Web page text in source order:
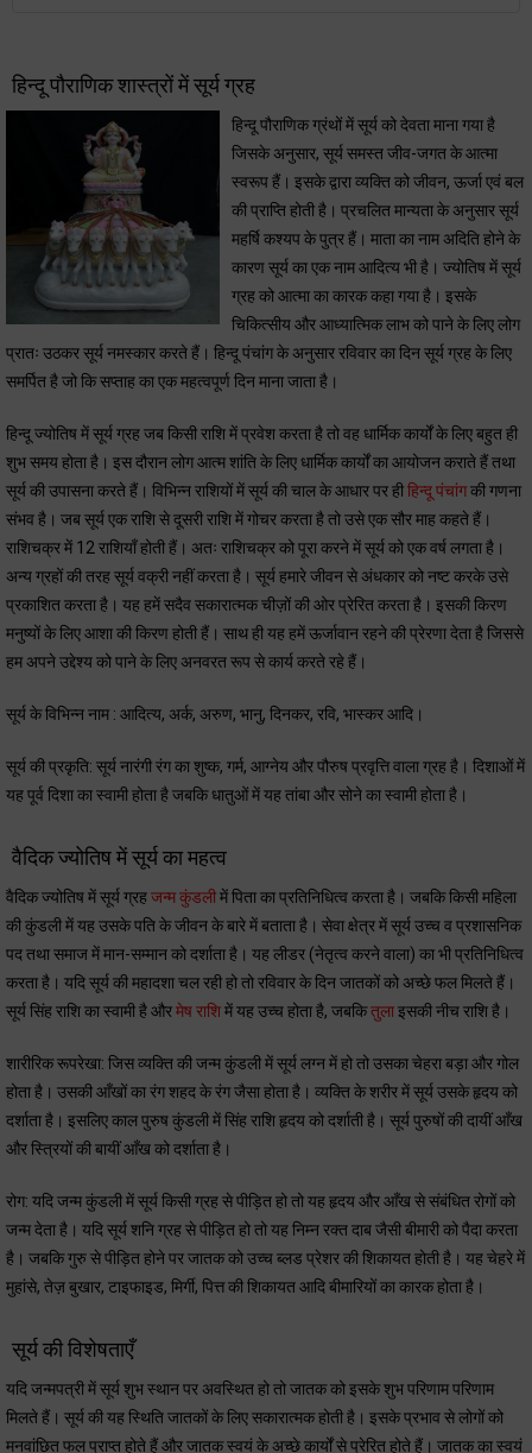
हिन्दू पौराणिक शास्त्रों में सूर्य ग्रह
हिन्दू पौराणिक ग्रंथों में सूर्य को देवता माना गया है
जिसके अनुसार, सूर्य समस्त जीव-जगत के आत्मा
स्वरूप हैं। इसके द्वारा व्यक्ति को जीवन, ऊर्जा एवं बल
की प्राप्ति होती है। प्रचलित मान्यता के अनुसार सूर्य
महर्षि कश्यप के पुत्र हैं। माता का नाम अदिति होने के
कारण सूर्य का एक नाम आदित्य भी है। ज्योतिष में सूर्य
ग्रह को आत्मा का कारक कहा गया है। इसके
चिकित्सीय और आध्यात्मिक लाभ को पाने के लिए लोग
प्रातः उठकर सूर्य नमस्कार करते हैं। हिन्दू पंचांग के अनुसार रविवार का दिन सूर्य ग्रह के लिए
समर्पित है जो कि सप्ताह का एक महत्वपूर्ण दिन माना जाता है।
हिन्दू ज्योतिष में सूर्य ग्रह जब किसी राशि में प्रवेश करता है तो वह धार्मिक कार्यों के लिए बहुत ही
शुभ समय होता है। इस दौरान लोग आत्म शांति के लिए धार्मिक कार्यों का आयोजन कराते हैं तथा
सूर्य की उपासना करते हैं। विभिन्न राशियों में सूर्य की चाल के आधार पर हीहिन्दू पंचांगकी गणना
संभव है। जब सूर्य एक राशि से दूसरी राशि में गोचर करता है तो उसे एक सौर माह कहते हैं।
राशिचक्र में 12 राशियाँ होती हैं। अतः राशिचक्र को पूरा करने में सूर्य को एक वर्ष लगता है।
अन्य ग्रहों की तरह सूर्य वक्री नहीं करता है। सूर्य हमारे जीवन से अंधकार को नष्ट करके उसे
प्रकाशित करता है। यह हमें सदैव सकारात्मक चीज़ों की ओर प्रेरित करता है। इसकी किरण
मनुष्यों के लिए आशा की किरण होती हैं। साथ ही यह हमें ऊर्जावान रहने की प्रेरणा देता है जिससे
हम अपने उद्देश्य को पाने के लिए अनवरत रूप से कार्य करते रहे हैं।
सूर्य के विभिन्न नाम : आदित्य, अर्क, अरुण, भानु, दिनकर, रवि, भास्कर आदि।
सूर्य की प्रकृति: सूर्य नारंगी रंग का शुष्क, गर्म, आग्नेय और पौरुष प्रवृत्ति वाला ग्रह है। दिशाओं में
यह पूर्व दिशा का स्वामी होता है जबकि धातुओं में यह तांबा और सोने का स्वामी होता है।
वैदिक ज्योतिष में सूर्य का महत्व
वैदिक ज्योतिष में सूर्य ग्रहजन्म कुंडलीमें पिता का प्रतिनिधित्व करता है। जबकि किसी महिला
की कुंडली में यह उसके पति के जीवन के बारे में बताता है। सेवा क्षेत्र में सूर्य उच्च व प्रशासनिक
पद तथा समाज में मान-सम्मान को दर्शाता है। यह लीडर (नेतृत्व करने वाला) का भी प्रतिनिधित्व
करता है। यदि सूर्य की महादशा चल रही हो तो रविवार के दिन जातकों को अच्छे फल मिलते हैं।
सूर्य सिंह राशि का स्वामी है औरमेष राशिमें यह उच्च होता है, जबकितुलाइसकी नीच राशि है।
शारीरिक रूपरेखा: जिस व्यक्ति की जन्म कुंडली में सूर्य लग्न में हो तो उसका चेहरा बड़ा और गोल
होता है। उसकी आँखों का रंग शहद के रंग जैसा होता है। व्यक्ति के शरीर में सूर्य उसके हृदय को
दर्शाता है। इसलिए काल पुरुष कुंडली में सिंह राशि हृदय को दर्शाती है। सूर्य पुरुषों की दायीं आँख
और स्त्रियों की बायीं आँख को दर्शाता है।
रोग: यदि जन्म कुंडली में सूर्य किसी ग्रह से पीड़ित हो तो यह हृदय और आँख से संबंधित रोगों को
जन्म देता है। यदि सूर्य शनि ग्रह से पीड़ित हो तो यह निम्न रक्त दाब जैसी बीमारी को पैदा करता
है। जबकि गुरु से पीड़ित होने पर जातक को उच्च ब्लड प्रेशर की शिकायत होती है। यह चेहरे में
मुहांसे, तेज़ बुखार, टाइफाइड, मिर्गी, पित्त की शिकायत आदि बीमारियों का कारक होता है।
सूर्य की विशेषताएँ
यदि जन्मपत्री में सूर्य शुभ स्थान पर अवस्थित हो तो जातक को इसके शुभ परिणाम परिणाम
मिलते हैं। सूर्य की यह स्थिति जातकों के लिए सकारात्मक होती है। इसके प्रभाव से लोगों को
मनवांछित फल प्राप्त होते हैं और जातक स्वयं के अच्छे कार्यों से प्रेरित होते हैं। जातक का स्वयं